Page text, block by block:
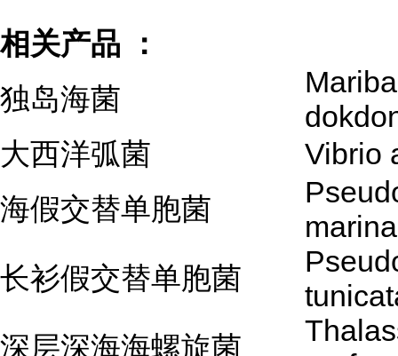
相关产品 ：
独岛海菌
大西洋弧菌
Vibrio
海假交替单胞菌
marina
长衫假交替单胞菌
深层深海海螺旋菌